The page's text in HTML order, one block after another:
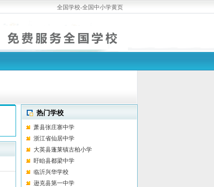
全国学校-全国中小学黄页
热门学校
萧县张庄寨中学
浙江省仙居中学
大英县蓬莱镇古柏小学
盱眙县都梁中学
临沂兴华学校
逊克县第一中学